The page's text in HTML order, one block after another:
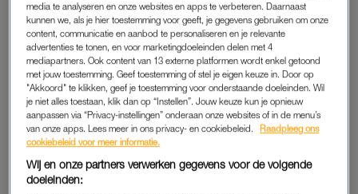
SASKIA BELLEMAN
Zo vertelt Saskia over een rechtszaak van een tijdje terug. Een
stel stond terecht in verband met het overlijden van hun
zeventien dagen oude baby, door ondervoeding. De ouders,
broodmager, leefden op een ultrastreng dieet van vooral
paddenstoelen – zonder dierlijke vetten of eiwitten. De baby
gaven ze sojapoeder en fijngemalen paddenstoelen,
aangelengd met gedemineraliseerd water.
Saskia: “Tijdens de schorsingen keken ze alleen maar naar
media te analyseren en onze websites en apps te verbeteren. Daarnaast
kunnen we, als je hier toestemming voor geeft, je gegevens gebruiken om onze
content, communicatie en aanbod te personaliseren en je relevante
advertenties te tonen, en voor marketingdoeleinden delen met 4
mediapartners. Ook content van 13 externe platformen wordt enkel getoond
met jouw toestemming. Geef toestemming of stel je eigen keuze in. Door op
"Akkoord" te klikken, geef je toestemming voor onderstaande doeleinden. Wil
je niet alles toestaan, klik dan op “Instellen”. Jouw keuze kun je opnieuw
aanpassen via “Privacy-instellingen” onderaan onze websites of in de menu’s
van onze apps. Lees meer in ons privacy- en cookiebeleid.
Raadpleeg ons
cookiebeleid voor meer informatie.
Wij en onze partners verwerken gegevens voor de volgende
doeleinden: